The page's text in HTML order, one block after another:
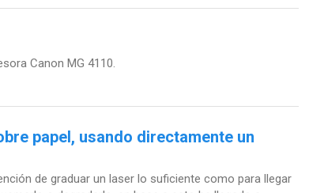
Canon MG 4110.
papel, usando directamente un
de graduar un laser lo suficiente como para llegar